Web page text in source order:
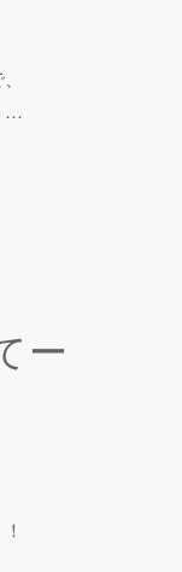
…
ー